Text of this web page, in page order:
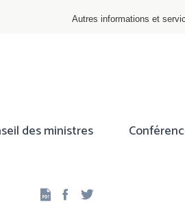
Autres informations et
des ministres
Facebook